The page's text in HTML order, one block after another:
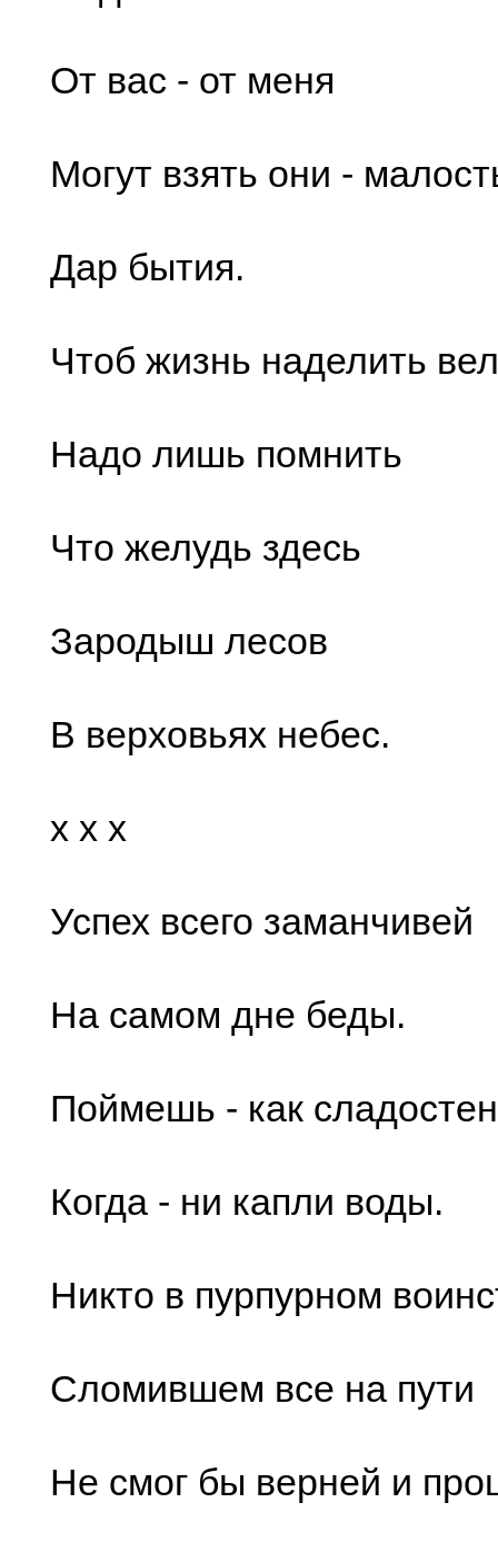
От вас - от меня
Могут взять они -
Дар бытия.
Чтоб жизнь наделить
Надо лишь помнить
Что желудь здесь
Зародыш лесов
В верховьях небес.
x x x
Успех всего заманчивей
На самом дне беды.
Поймешь - как
Когда - ни капли воды.
Никто в пурпурном
Сломившем все на пути
Не смог бы верней и